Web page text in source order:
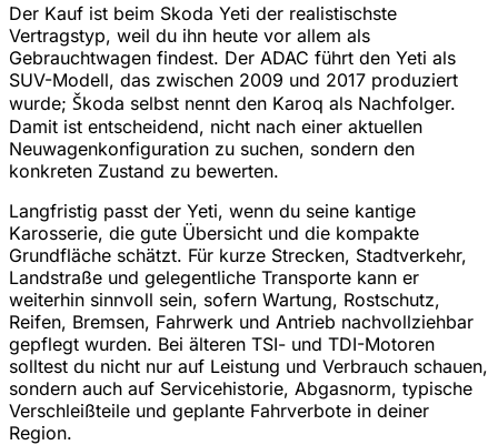
Der Kauf ist beim Skoda Yeti der realistischste
Vertragstyp, weil du ihn heute vor allem als
Gebrauchtwagen findest. Der ADAC führt den Yeti als
SUV-Modell, das zwischen 2009 und 2017 produziert
wurde; Škoda selbst nennt den Karoq als Nachfolger.
Damit ist entscheidend, nicht nach einer aktuellen
Neuwagenkonfiguration zu suchen, sondern den
konkreten Zustand zu bewerten.
Langfristig passt der Yeti, wenn du seine kantige
Karosserie, die gute Übersicht und die kompakte
Grundfläche schätzt. Für kurze Strecken, Stadtverkehr,
Landstraße und gelegentliche Transporte kann er
weiterhin sinnvoll sein, sofern Wartung, Rostschutz,
Reifen, Bremsen, Fahrwerk und Antrieb nachvollziehbar
gepflegt wurden. Bei älteren TSI- und TDI-Motoren
solltest du nicht nur auf Leistung und Verbrauch schauen,
sondern auch auf Servicehistorie, Abgasnorm, typische
Verschleißteile und geplante Fahrverbote in deiner
Region.